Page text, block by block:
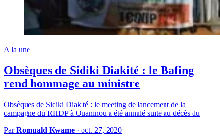
A la une
Obsèques de Sidiki Diakité : le Bafing
rend hommage au ministre
Obsèques de Sidiki Diakité : le meeting de lancement de la
campagne du RHDP à Ouaninou a été annulé suite au décès du
ParRomuald Kwame · oct. 27, 2020